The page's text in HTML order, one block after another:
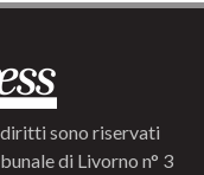
sono riservati
di Livorno n° 3